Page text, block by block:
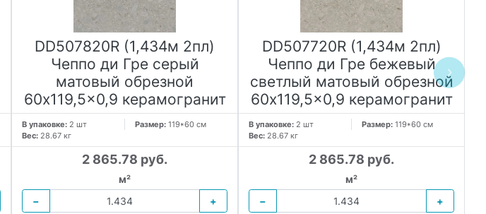
DD507820R (1,434м 2пл)
Чеппо ди Гре серый
матовый обрезной
60x119,5x0,9 керамогранит
В упаковке: 2 шт Размер: 119*60 см
Вес: 28.67 кг
2 865.78 руб.
м²
−
+
DD507720R (1,434м 2пл)
Чеппо ди Гре бежевый
светлый матовый обрезной
60x119,5x0,9 керамогранит
В упаковке: 2 шт Размер: 119*60 см
Вес: 28.67 кг
2 865.78 руб.
м²
−
+